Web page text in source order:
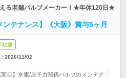
る老舗バルブメーカー！★年休120日★
テナンス】《大阪》賞与5ヶ月
歓迎
2026/11/02
実◎】水素/原子力関係バルブのメンテナ